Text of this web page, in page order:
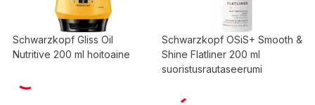
Schwarzkopf Gliss Oil
Nutritive 200 ml hoitoaine
Schwarzkopf OSiS+ Smooth &
Shine Flatliner 200 ml
suoristusrautaseerumi